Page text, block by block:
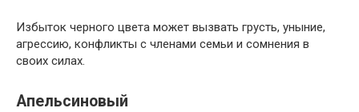
Избыток черного цвета может вызвать грусть, уныние,
агрессию, конфликты с членами семьи и сомнения в
своих силах.
Апельсиновый